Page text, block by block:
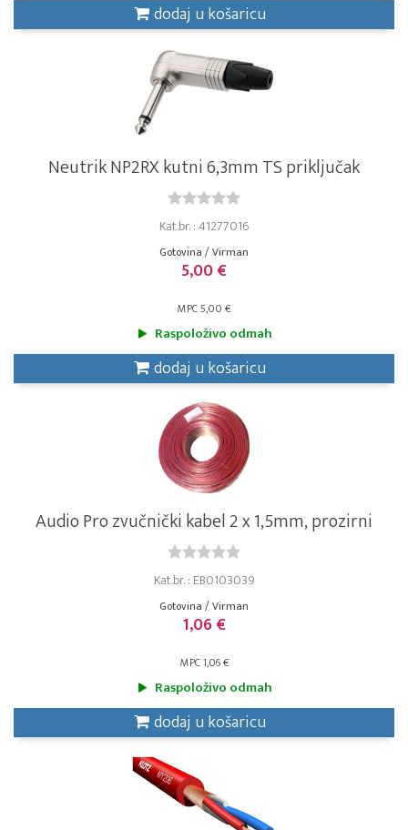
dodaj u košaricu
Neutrik NP2RX kutni 6,3mm TS priključak
Kat.br. : 41277016
Gotovina / Virman
5,00 €
MPC 5,00 €
Raspoloživo odmah
dodaj u košaricu
Audio Pro zvučnički kabel 2 x 1,5mm, prozirni
Kat.br. : EB0103039
Gotovina / Virman
1,06 €
MPC 1,06 €
Raspoloživo odmah
dodaj u košaricu